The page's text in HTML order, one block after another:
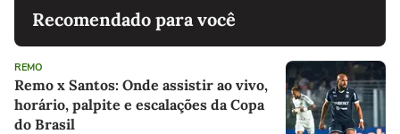
Recomendado para você
REMO
Remo x Santos: Onde assistir ao vivo,
horário, palpite e escalações da Copa
do Brasil